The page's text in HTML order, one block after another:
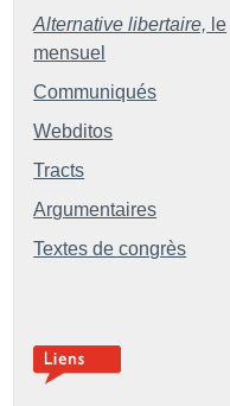
Alternative libertaire, le
mensuel
Communiqués
Webditos
Tracts
Argumentaires
Textes de congrès